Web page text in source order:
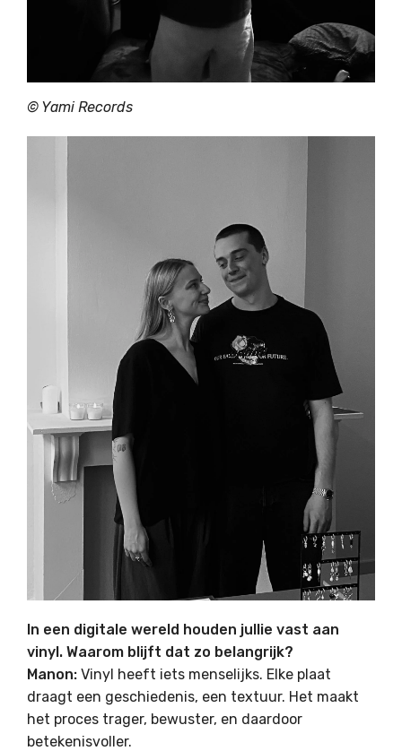
© Yami Records
In een digitale wereld houden jullie vast aan
vinyl. Waarom blijft dat zo belangrijk?
Manon: Vinyl heeft iets menselijks. Elke plaat
draagt een geschiedenis, een textuur. Het maakt
het proces trager, bewuster, en daardoor
betekenisvoller.